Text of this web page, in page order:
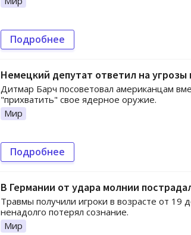
Подробнее
Немецкий депутат ответил на
Дитмар Барч посоветовал американцам
"прихватить" свое ядерное оружие.
Мир
Подробнее
В Германии от удара молнии
Травмы получили игроки в возрасте от 19
ненадолго потерял сознание.
Мир